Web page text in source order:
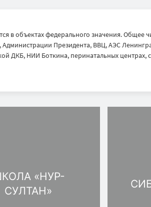
в объектах федерального значения. Общее
Президента, ВВЦ, АЭС
ДКБ, НИИ Боткина, перинатальных центрах,
«НУР-
СУЛТАН»